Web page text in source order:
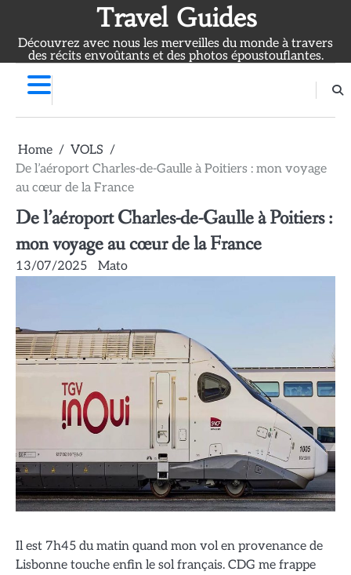
content
Travel Guides
Découvrez avec nous les merveilles du monde à travers
des récits envoûtants et des photos époustouflantes.
Home
VOLS
De l’aéroport Charles-de-Gaulle à Poitiers : mon voyage
au cœur de la France
De l’aéroport Charles-de-Gaulle à Poitiers :
mon voyage au cœur de la France
13/07/2025 Mato
Il est 7h45 du matin quand mon vol en provenance de
Lisbonne touche enfin le sol français. CDG me frappe